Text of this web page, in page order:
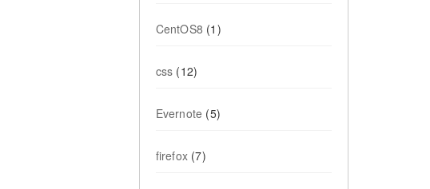
CentOS8 (1)
css (12)
Evernote (5)
firefox(7)